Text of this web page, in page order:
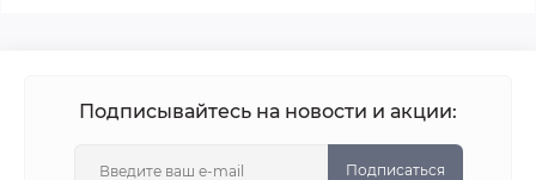
Подписывайтесь на новости и акции:
Подписаться